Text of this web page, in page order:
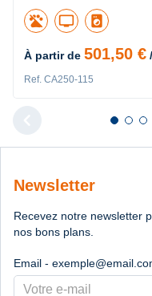
tv local_laundry_service
À partir de 501,50 €
Ref. CA250-115
Newsletter
Recevez notre newsletter
nos bons plans.
Email -